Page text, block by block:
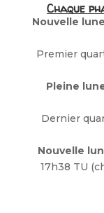
Chaque
Nouvelle lune
Premier
Pleine
Dernier
Nouvelle
17h38 TU